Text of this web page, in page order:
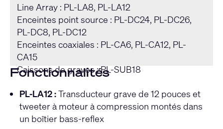
Line Array : PL-LA8, PL-LA12
Enceintes point source : PL-DC24, PL-DC26,
PL-DC8, PL-DC12
Enceintes coaxiales : PL-CA6, PL-CA12, PL-
CA15
Caissons de graves : PL-SUB18
Fonctionnalités
PL-LA12 :Transducteur grave de 12 pouces et
tweeter à moteur à compression montés dans
un boîtier bass-reflex